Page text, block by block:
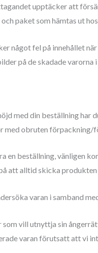
upptäcker att
paket som hämtas ut
något fel på innehållet
på de skadade varorna
med din beställning har
med obruten
en beställning, vänligen
att alltid skicka
varan i samband
som vill utnyttja sin
varan förutsatt att vi